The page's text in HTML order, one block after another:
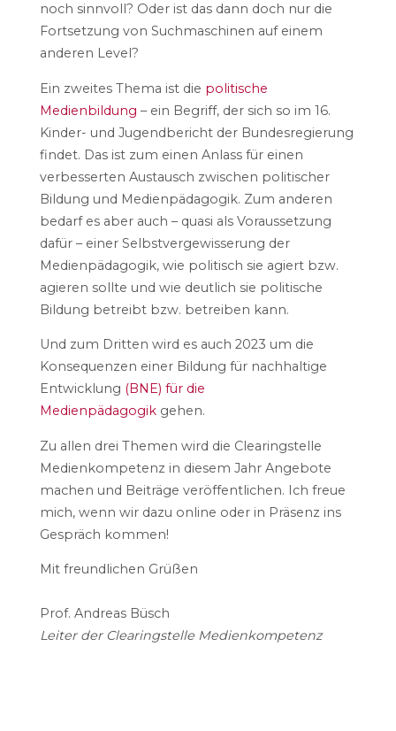
noch sinnvoll? Oder ist das dann doch nur die
Fortsetzung von Suchmaschinen auf einem
anderen Level?
Ein zweites Thema ist die politische
Medienbildung – ein Begriff, der sich so im 16.
Kinder- und Jugendbericht der Bundesregierung
findet. Das ist zum einen Anlass für einen
verbesserten Austausch zwischen politischer
Bildung und Medienpädagogik. Zum anderen
bedarf es aber auch – quasi als Voraussetzung
dafür – einer Selbstvergewisserung der
Medienpädagogik, wie politisch sie agiert bzw.
agieren sollte und wie deutlich sie politische
Bildung betreibt bzw. betreiben kann.
Und zum Dritten wird es auch 2023 um die
Konsequenzen einer Bildung für nachhaltige
Entwicklung (BNE) für die
Medienpädagogikgehen.
Zu allen drei Themen wird die Clearingstelle
Medienkompetenz in diesem Jahr Angebote
machen und Beiträge veröffentlichen. Ich freue
mich, wenn wir dazu online oder in Präsenz ins
Gespräch kommen!
Mit freundlichen Grüßen
Prof. Andreas Büsch
Leiter der Clearingstelle Medienkompetenz